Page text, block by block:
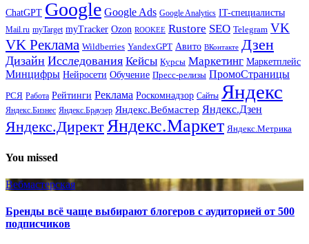
ChatGPT Google Google Ads Google Analytics IT-специалисты
Mail.ru myTarget myTracker Ozon ROOKEE Rustore SEO Telegram VK
VK Реклама Wildberries YandexGPT Авито ВКонтакте Дзен
Дизайн Исследования Кейсы Курсы Маркетинг Маркетплейс
Минцифры Нейросети Обучение Пресс-релизы ПромоСтраницы
РСЯ Работа Рейтинги Реклама Роскомнадзор Сайты Яндекс
Яндекс.Бизнес Яндекс.Браузер Яндекс.Вебмастер Яндекс.Дзен
Яндекс.ДиректЯндекс.Маркет Яндекс.Метрика
You missed
Вебмастерская
Бренды всё чаще выбирают блогеров с аудиторией от 500
подписчиков